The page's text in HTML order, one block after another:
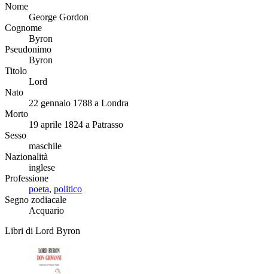
Nome
George Gordon
Cognome
Byron
Pseudonimo
Byron
Titolo
Lord
Nato
22 gennaio 1788 a Londra
Morto
19 aprile 1824 a Patrasso
Sesso
maschile
Nazionalità
inglese
Professione
poeta, politico
Segno zodiacale
Acquario
Libri di Lord Byron